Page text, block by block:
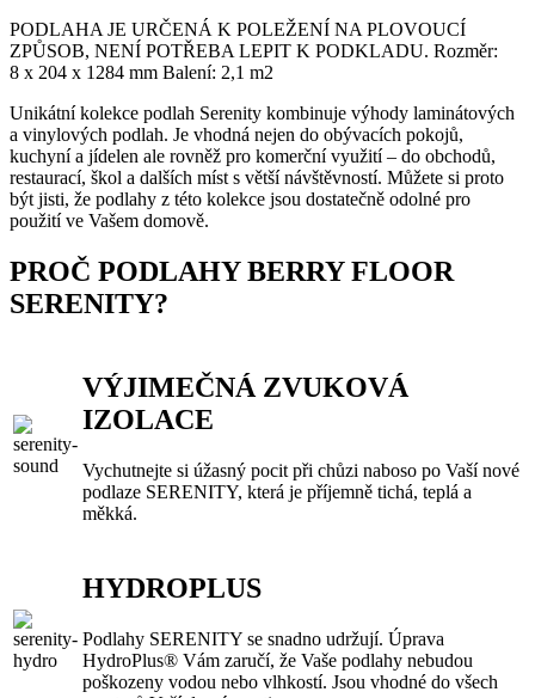
PODLAHA JE URČENÁ K POLEŽENÍ NA PLOVOUCÍ
ZPŮSOB, NENÍ POTŘEBA LEPIT K PODKLADU. Rozměr:
8 x 204 x 1284 mm Balení: 2,1 m2
Unikátní kolekce podlah Serenity kombinuje výhody laminátových
a vinylových podlah. Je vhodná nejen do obývacích pokojů,
kuchyní a jídelen ale rovněž pro komerční využití – do obchodů,
restaurací, škol a dalších míst s větší návštěvností. Můžete si proto
být jisti, že podlahy z této kolekce jsou dostatečně odolné pro
použití ve Vašem domově.
PROČ PODLAHY BERRY FLOOR
SERENITY?
VÝJIMEČNÁ ZVUKOVÁ
IZOLACE
Vychutnejte si úžasný pocit při chůzi naboso po Vaší nové
podlaze SERENITY, která je příjemně tichá, teplá a
měkká.
HYDROPLUS
Podlahy SERENITY se snadno udržují. Úprava
HydroPlus® Vám zaručí, že Vaše podlahy nebudou
poškozeny vodou nebo vlhkostí. Jsou vhodné do všech